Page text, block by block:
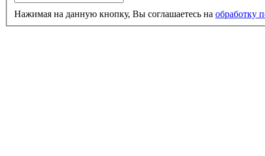
Нажимая на данную кнопку, Вы соглашаетесь на обработку